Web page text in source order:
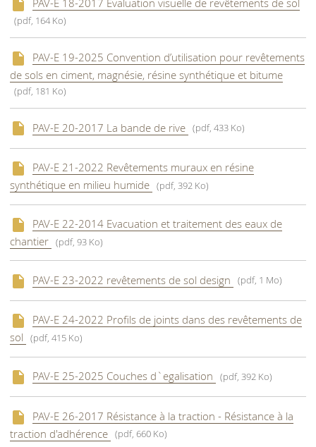
PAV-E 18-2017 Évaluation visuelle de revêtements de sol
(pdf, 164 Ko)
PAV-E 19-2025 Convention d’utilisation pour revêtements
de sols en ciment, magnésie, résine synthétique et bitume
(pdf, 181 Ko)
PAV-E 20-2017 La bande de rive (pdf, 433 Ko)
PAV-E 21-2022 Revêtements muraux en résine
synthétique en milieu humide
(pdf, 392 Ko)
PAV-E 22-2014 Evacuation et traitement des eaux de
chantier
(pdf, 93 Ko)
PAV-E 23-2022 revêtements de sol design (pdf, 1 Mo)
PAV-E 24-2022 Profils de joints dans des revêtements de
sol
(pdf, 415 Ko)
PAV-E 25-2025 Couches d`egalisation (pdf, 392 Ko)
PAV-E 26-2017 Résistance à la traction - Résistance à la
traction d'adhérence
(pdf, 660 Ko)